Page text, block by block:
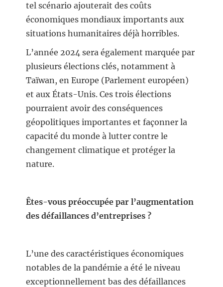
tel scénario ajouterait des coûts
économiques mondiaux importants aux
situations humanitaires déjà horribles.
L’année 2024 sera également marquée par
plusieurs élections clés, notamment à
Taïwan, en Europe (Parlement européen)
et aux États-Unis. Ces trois élections
pourraient avoir des conséquences
géopolitiques importantes et façonner la
capacité du monde à lutter contre le
changement climatique et protéger la
nature.
Êtes-vous préoccupée par l’augmentation
des défaillances d’entreprises ?
L’une des caractéristiques économiques
notables de la pandémie a été le niveau
exceptionnellement bas des défaillances